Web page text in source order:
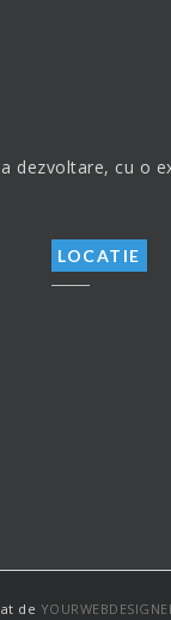
dezvoltare, cu o
LOCATIE
de